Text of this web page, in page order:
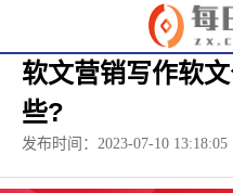
软文营销写作软
些?
发布时间：2023-07-10 13:18:05